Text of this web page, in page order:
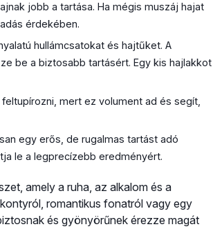
jobb a tartása. Ha mégis muszáj hajat
érdekében.
hullámcsatokat és hajtűket. A
be a biztosabb tartásért. Egy kis hajlakkot
mert ez volument ad és segít,
egy erős, de rugalmas tartást adó
le a legprecízebb eredményért.
amely a ruha, az alkalom és a
romantikus fonatról vagy egy
és gyönyörűnek érezze magát